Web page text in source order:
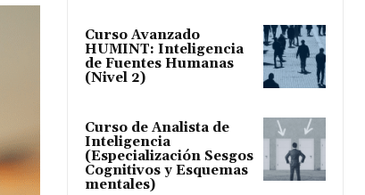
Curso Avanzado
HUMINT: Inteligencia
de Fuentes Humanas
(Nivel 2)
Curso de Analista de
Inteligencia
(Especialización Sesgos
Cognitivos y Esquemas
mentales)